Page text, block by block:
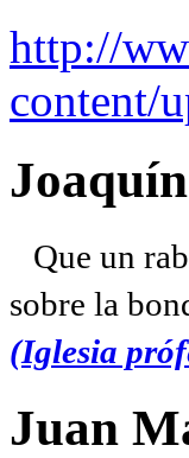
http://
content/
Que un
sobre la
(Iglesia
Juan